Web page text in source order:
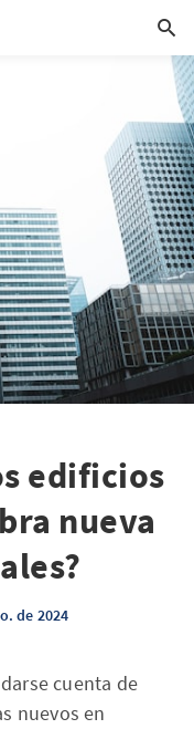
edificios
nueva
de 2024
cuenta de
nuevos en